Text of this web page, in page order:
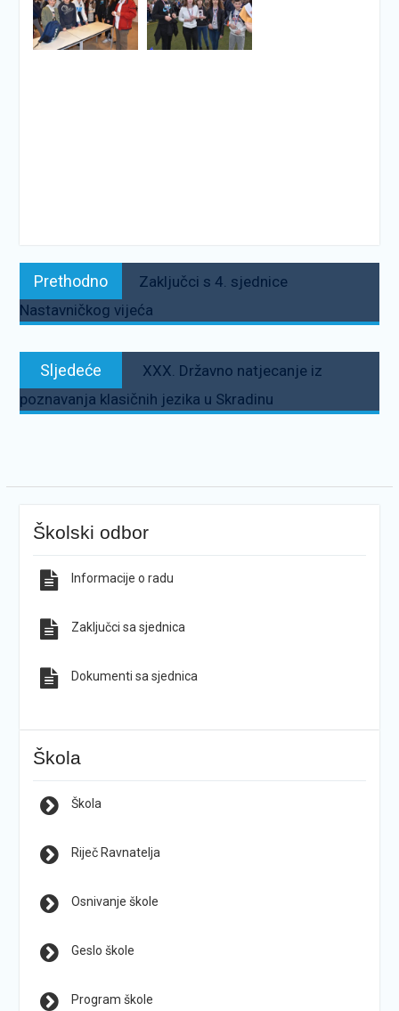
Navigacija
objava
Prethodno Prethodno:
Zaključci s 4. sjednice
Nastavničkog vijeća
Sljedeće
XXX. Državno natjecanje iz
poznavanja klasičnih jezika u Skradinu
Školski odbor
Informacije o radu
Zaključci sa sjednica
Dokumenti sa sjednica
Škola
Škola
Riječ Ravnatelja
Osnivanje škole
Geslo škole
Program škole